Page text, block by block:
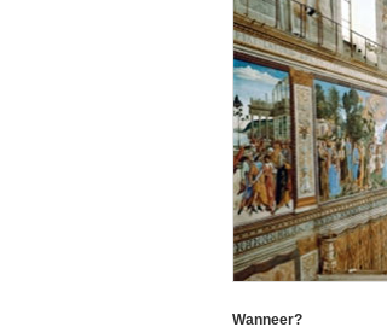
Wanneer?